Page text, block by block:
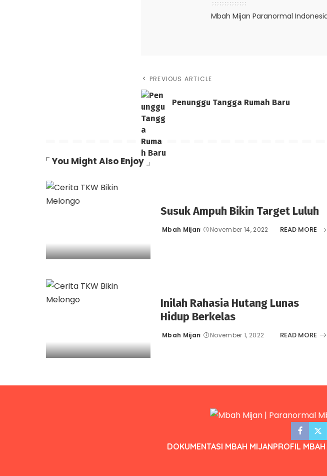
Mbah Mijan Paranormal
PREVIOUS ARTICLE
Penunggu Tangga Rumah Baru
You Might Also Enjoy
Susuk Ampuh Bikin Target Luluh
Posted
Mbah Mijan November 14, 2022 READ MORE
Inilah Rahasia Hutang Lunas
Hidup Berkelas
Posted
Mbah Mijan November 1, 2022 READ MORE
DOKUMENTASI MBAH MIJANPROFIL